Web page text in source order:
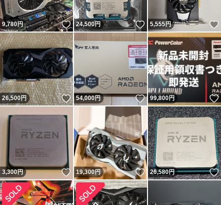
9,780円 いいね！
24,500円 いいね！
5,555円
26,500円 いいね！
54,000円 いいね！
99,800円
3,300円 いいね！
19,300円 いいね！
26,580円